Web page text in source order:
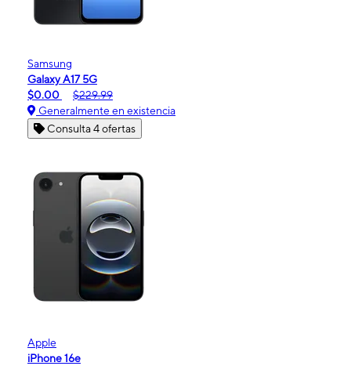
Samsung
Galaxy A17 5G
$0.00
$229.99
Generalmente en existencia
Consulta 4 ofertas
Apple
iPhone 16e